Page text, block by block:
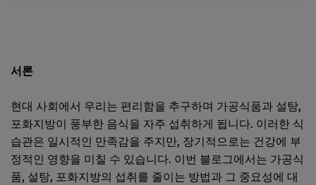
서론
현대 사회에서 우리는 편리함을 추구하며 가공식품과 설탕,
포화지방이 풍부한 음식을 자주 섭취하게 됩니다. 이러한 식
습관은 일시적인 만족감을 주지만, 장기적으로는 건강에 부
정적인 영향을 미칠 수 있습니다. 이번 블로그에서는 가공식
품, 설탕, 포화지방의 섭취를 줄이는 방법과 그 중요성에 대